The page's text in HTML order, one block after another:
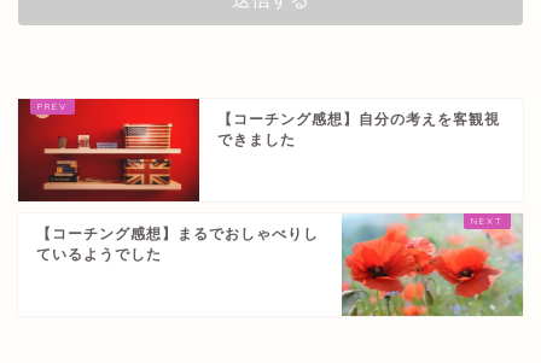
【コーチング感想】自分の考えを客観視
できました
【コーチング感想】まるでおしゃべりし
ているようでした